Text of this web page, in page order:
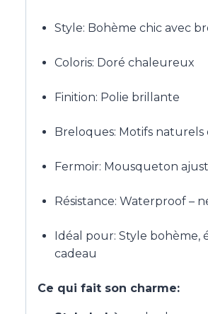
Style: Bohème chic avec
Coloris: Doré chaleureux
Finition: Polie brillante
Breloques: Motifs
Fermoir: Mousqueton
Résistance: Waterproof –
Idéal pour: Style bohème,
cadeau
Ce qui fait son charme: